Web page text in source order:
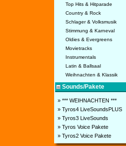
Top Hits & Hitparade
Country & Rock
Schlager & Volksmusik
Stimmung & Karneval
Oldies & Evergreens
Movietracks
Instrumentals
Latin & Ballsaal
Weihnachten & Klassik
Sounds/Pakete
» *** WEIHNACHTEN ***
» Tyros4 LiveSoundsPLUS
» Tyros3 LiveSounds
» Tyros Voice Pakete
» Tyros2 Voice Pakete